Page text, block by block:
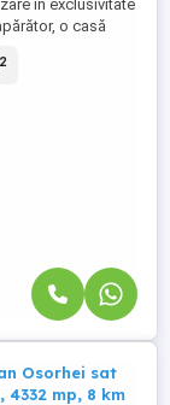
în exclusivitate
o casă
ideală pentru o
din casă,
1079mp. Casa și
totalitate ...
2
Osorhei sat
4332 mp, 8 km